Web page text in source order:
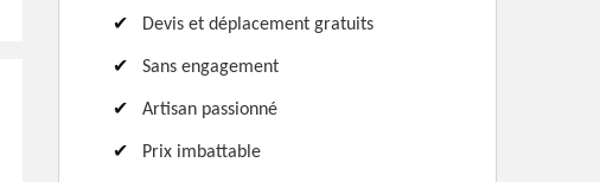
Devis et déplacement gratuits
Sans engagement
Artisan passionné
Prix imbattable